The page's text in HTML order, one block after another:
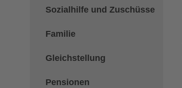
Sozialhilfe und Zuschüsse
Familie
Gleichstellung
Pensionen